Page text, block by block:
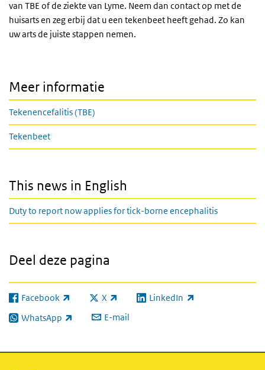
van TBE of de ziekte van Lyme. Neem dan contact op met de
huisarts en zeg erbij dat u een tekenbeet heeft gehad. Zo kan
uw arts de juiste stappen nemen.
Meer informatie
Tekenencefalitis (TBE)
Tekenbeet
This news in English
Duty to report now applies for tick-borne encephalitis
Deel deze pagina
Facebook
(externe link) X
(externe link) LinkedIn
(externe link)
WhatsApp
(externe link) E-mail